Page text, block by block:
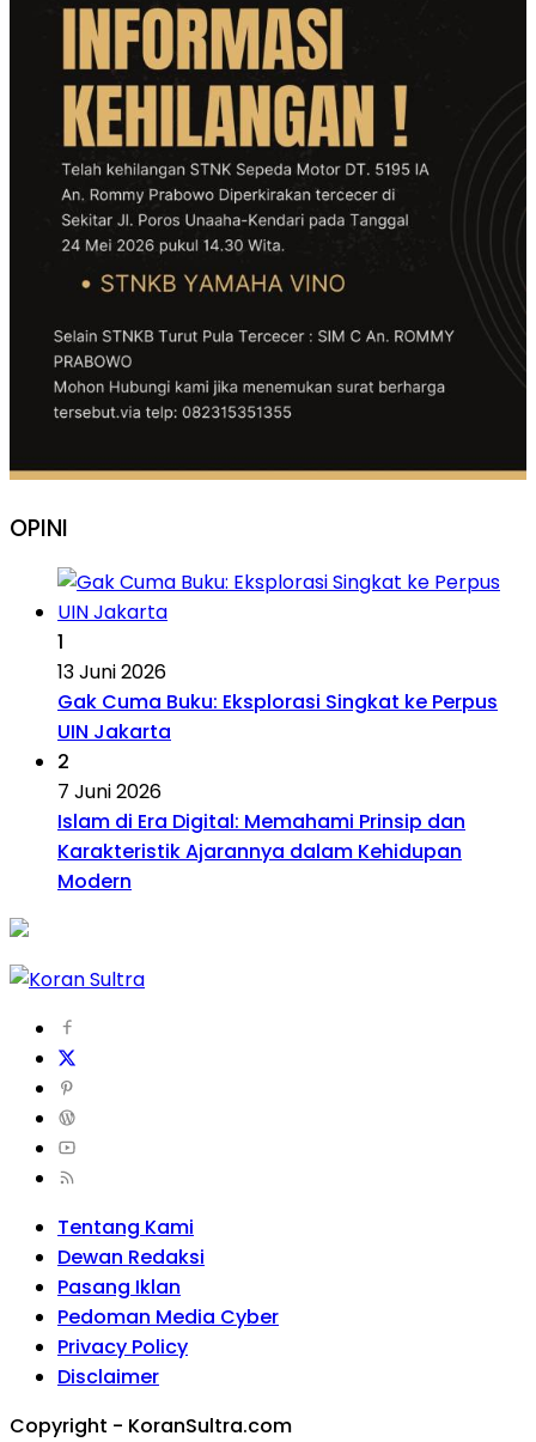
OPINI
1
13 Juni 2026
Gak Cuma Buku: Eksplorasi Singkat ke Perpus
UIN Jakarta
2
7 Juni 2026
Islam di Era Digital: Memahami Prinsip dan
Karakteristik Ajarannya dalam Kehidupan
Modern
Tentang Kami
Dewan Redaksi
Pasang Iklan
Pedoman Media Cyber
Privacy Policy
Disclaimer
Copyright - KoranSultra.com